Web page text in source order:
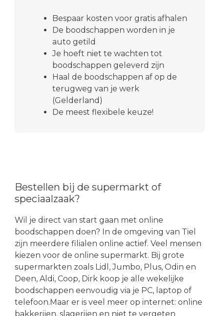
Bespaar kosten voor gratis afhalen
De boodschappen worden in je
auto getild
Je hoeft niet te wachten tot
boodschappen geleverd zijn
Haal de boodschappen af op de
terugweg van je werk
(Gelderland)
De meest flexibele keuze!
Bestellen bij de supermarkt of
speciaalzaak?
Wil je direct van start gaan met online
boodschappen doen? In de omgeving van Tiel
zijn meerdere filialen online actief. Veel mensen
kiezen voor de online supermarkt. Bij grote
supermarkten zoals Lidl, Jumbo, Plus, Odin en
Deen, Aldi, Coop, Dirk koop je alle wekelijke
boodschappen eenvoudig via je PC, laptop of
telefoon.Maar er is veel meer op internet: online
bakkerijen, slagerijen en niet te vergeten